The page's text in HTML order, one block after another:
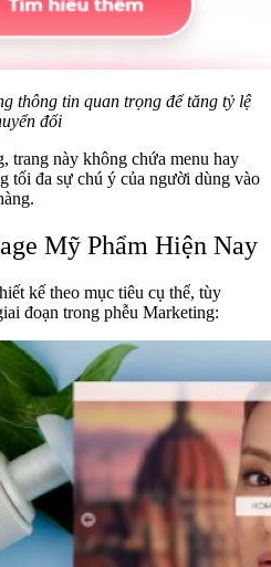
thông tin quan trọng để tăng tỷ lệ
đổi
trang này không chứa menu hay
tối đa sự chú ý của người dùng vào
Mỹ Phẩm Hiện Nay
kế theo mục tiêu cụ thể, tùy
đoạn trong phễu Marketing: